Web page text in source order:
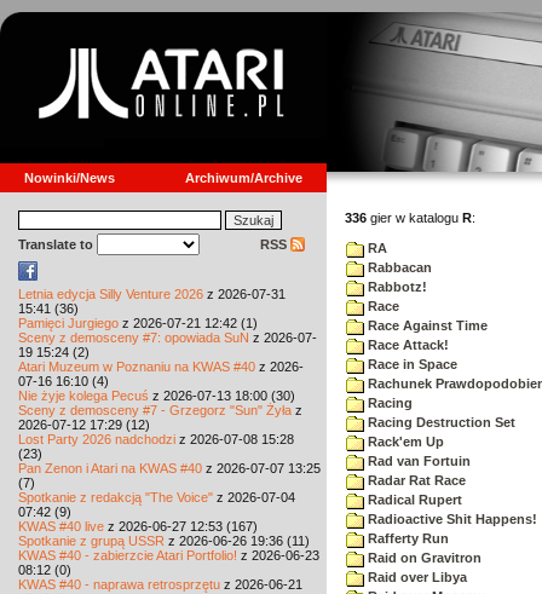
Nowinki/News Archiwum/Archive
Translate to RSS
Letnia edycja Silly Venture 2026 z 2026-07-31
15:41 (36)
Pamięci Jurgiego z 2026-07-21 12:42 (1)
Sceny z demosceny #7: opowiada SuN z 2026-07-
19 15:24 (2)
Atari Muzeum w Poznaniu na KWAS #40 z 2026-
07-16 16:10 (4)
Nie żyje kolega Pecuś z 2026-07-13 18:00 (30)
Sceny z demosceny #7 - Grzegorz "Sun" Żyła z
2026-07-12 17:29 (12)
Lost Party 2026 nadchodzi z 2026-07-08 15:28
(23)
Pan Zenon i Atari na KWAS #40 z 2026-07-07 13:25
(7)
Spotkanie z redakcją "The Voice" z 2026-07-04
07:42 (9)
KWAS #40 live z 2026-06-27 12:53 (167)
Spotkanie z grupą USSR z 2026-06-26 19:36 (11)
KWAS #40 - zabierzcie Atari Portfolio! z 2026-06-23
08:12 (0)
KWAS #40 - naprawa retrosprzętu z 2026-06-21
336 gier w katalogu R:
RA
Rabbacan
Rabbotz!
Race
Race Against Time
Race Attack!
Race in Space
Rachunek
Racing
Racing Destruction Set
Rack'em Up
Rad van Fortuin
Radar Rat Race
Radical Rupert
Radioactive Shit Happens!
Rafferty Run
Raid on Gravitron
Raid over Libya